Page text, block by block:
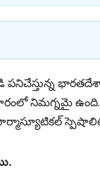
నిమగ్నమై
స్పెషాలిటీ